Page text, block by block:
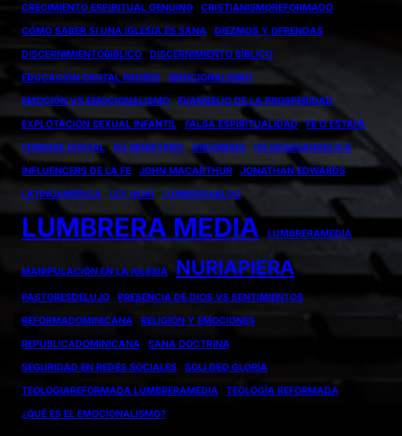
CRECIMIENTO ESPIRITUAL GENUINO
CRISTIANISMOREFORMADO
CÓMO SABER SI UNA IGLESIA ES SANA
DIEZMOS Y OFRENDAS
DISCERNIMIENTOBIBLICO
DISCERNIMIENTO BÍBLICO
EDUCACIÓN DIGITAL PADRES
EMOCIONALISMO
EMOCIÓN VS EMOCIONALISMO
EVANGELIO DE LA PROSPERIDAD
EXPLOTACIÓN SEXUAL INFANTIL
FALSA ESPIRITUALIDAD
FE O ESTAFA
FORENSE DIGITAL
G3 MINISTRIES GROOMING
IGLESIAEVANGELICA
INFLUENCERS DE LA FE
JOHN MACARTHUR
JONATHAN EDWARDS
LATINOAMÉRICA
LEY NOKI LUMBRERABLOG
LUMBRERA MEDIA LUMBRERAMEDIA
MANIPULACIÓN EN LA IGLESIA NURIAPIERA
PASTORESDELUJO
PRESENCIA DE DIOS VS SENTIMIENTOS
REFORMADOMINICANA
RELIGIÓN Y EMOCIONES
REPUBLICADOMINICANA
SANA DOCTRINA
SEGURIDAD EN REDES SOCIALES
SOLI DEO GLORIA
TEOLOGIAREFORMADA LUMBRERAMEDIA
TEOLOGÍA REFORMADA
¿QUÉ ES EL EMOCIONALISMO?